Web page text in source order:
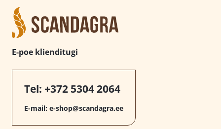
E-poe klienditugi
Tel: +372 5304 2064
E-mail: e-shop@scandagra.ee